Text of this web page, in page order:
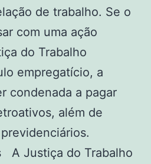
de trabalho. Se o
com uma ação
do Trabalho
empregatício, a
condenada a pagar
além de
A Justiça do Trabalho